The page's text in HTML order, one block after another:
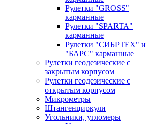
Рулетки "GROSS"
карманные
Рулетки "SPARTA"
карманные
Рулетки "СИБРТЕХ" и
"БАРС" карманные
Рулетки геодезические с
закрытым корпусом
Рулетки геодезические с
открытым корпусом
Микрометры
Штангенциркули
Угольники, угломеры